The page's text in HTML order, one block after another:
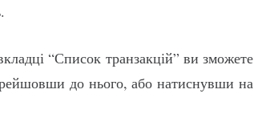
“Список транзакцій” ви зможете
до нього, або натиснувши на